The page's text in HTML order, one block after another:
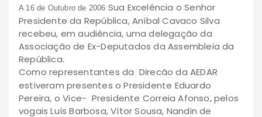
A 16 de Outubro de 2006 Sua Excelência o Senhor
Presidente da República, Aníbal Cavaco Silva
recebeu, em audiência, uma delegação da
Associação de Ex-Deputados da Assembleia da
República.
Como representantes da Direcão da AEDAR
estiveram presentes o Presidente Eduardo
Pereira, o Vice- Presidente Correia Afonso, pelos
vogais Luís Barbosa, Vítor Sousa, Nandin de